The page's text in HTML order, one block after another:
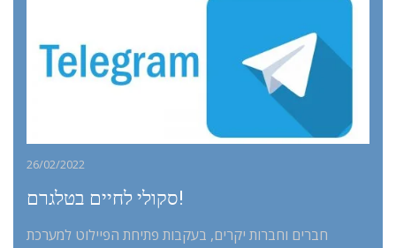
26/02/2022
סקולי לחיים בטלגרם!
חברים וחברות יקרים, בעקבות פתיחת הפיילוט למערכת